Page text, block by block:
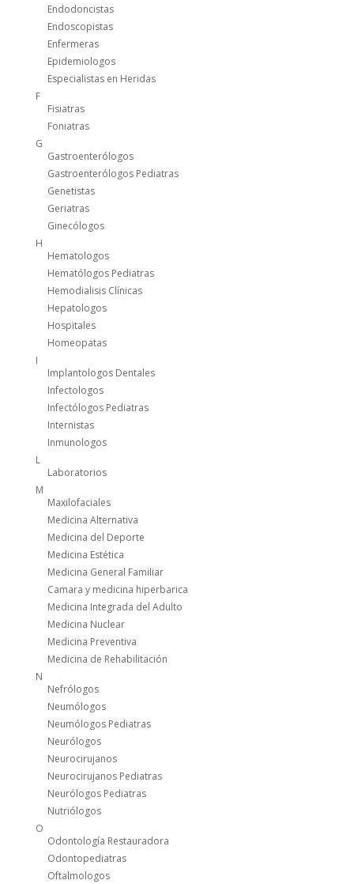
Endodoncistas
Endoscopistas
Enfermeras
Epidemiologos
Especialistas en Heridas
F
Fisiatras
Foniatras
G
Gastroenterólogos
Gastroenterólogos Pediatras
Genetistas
Geriatras
Ginecólogos
H
Hematologos
Hematólogos Pediatras
Hemodialisis Clínicas
Hepatologos
Hospitales
Homeopatas
I
Implantologos Dentales
Infectologos
Infectólogos Pediatras
Internistas
Inmunologos
L
Laboratorios
M
Maxilofaciales
Medicina Alternativa
Medicina del Deporte
Medicina Estética
Medicina General Familiar
Camara y medicina hiperbarica
Medicina Integrada del Adulto
Medicina Nuclear
Medicina Preventiva
Medicina de Rehabilitación
N
Nefrólogos
Neumólogos
Neumólogos Pediatras
Neurólogos
Neurocirujanos
Neurocirujanos Pediatras
Neurólogos Pediatras
Nutriólogos
O
Odontología Restauradora
Odontopediatras
Oftalmologos